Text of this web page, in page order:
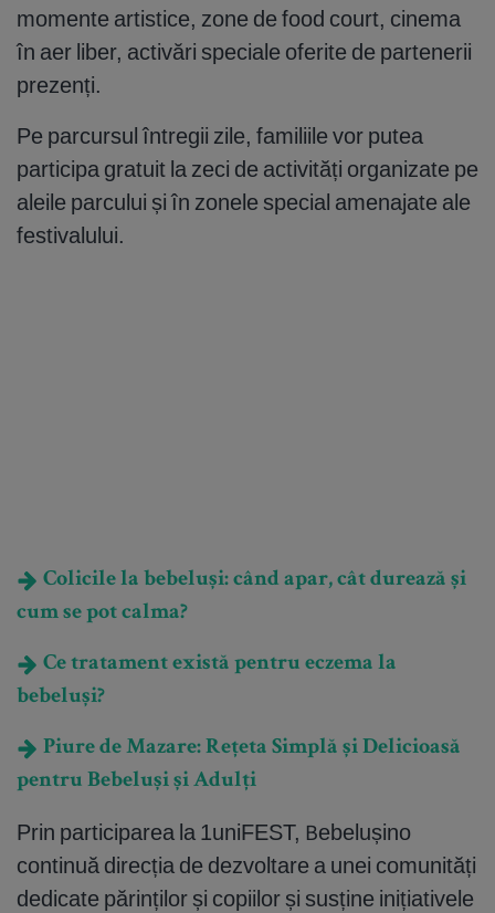
momente artistice, zone de food court, cinema
în aer liber, activări speciale oferite de partenerii
prezenți.
Pe parcursul întregii zile, familiile vor putea
participa gratuit la zeci de activități organizate pe
aleile parcului și în zonele special amenajate ale
festivalului.
Colicile la bebeluși: când apar, cât durează și
cum se pot calma?
Ce tratament există pentru eczema la
bebeluși?
Piure de Mazare: Rețeta Simplă și Delicioasă
pentru Bebeluși și Adulți
Prin participarea la 1uniFEST, Bebelușino
continuă direcția de dezvoltare a unei comunități
dedicate părinților și copiilor și susține inițiativele